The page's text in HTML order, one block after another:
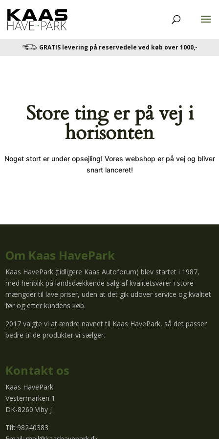
GRATIS levering på reservedele ved køb over 1000,-
Store ting er på vej i
horisonten
Noget stort er under opsejling! Vores webshop er på vej og bliver
snart lanceret!
Om Kaas HavePark
Kaas HavePark (tidligere Kaas Autoforum) blev startet i 1987,
med henblik på landsdækkende salg af kvalitetsvarer i store
mængder til lave priser, uden at det gik udover service og kvalitet
før og efter kundens køb.
2017 valgte vi at ændre navnet til Kaas HavePark, så det passer
bedre til de produkter vi sælger.
Kontakt os
Kaas HavePark
Vestermarken 1
DK-8260 Viby J
Tlf: 98240383